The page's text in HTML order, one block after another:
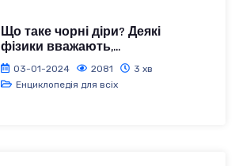
Що таке чорні діри? Деякі
фізики вважають,...
03-01-2024 2081
3 хв
Енциклопедія для всіх